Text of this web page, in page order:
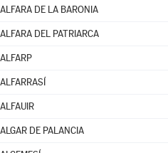
ALFARA DE LA BARONIA
ALFARA DEL PATRIARCA
ALFARP
ALFARRASÍ
ALFAUIR
ALGAR DE PALANCIA